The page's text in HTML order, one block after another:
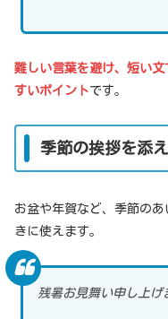
難しい言葉を避け、短い
すいポイントです。
季節の挨拶を添
お盆や年賀など、季節の
きに使えます。
残暑お見舞い申し上げ